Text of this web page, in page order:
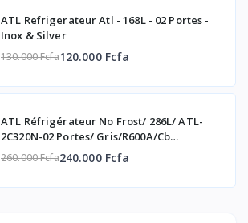
ATL Refrigerateur Atl - 168L - 02 Portes -
Inox & Silver
130.000 Fcfa120.000 Fcfa
ATL Réfrigérateur No Frost/ 286L/ ATL-
2C320N-02 Portes/ Gris/R600A/Cb
Certificate/
260.000 Fcfa240.000 Fcfa